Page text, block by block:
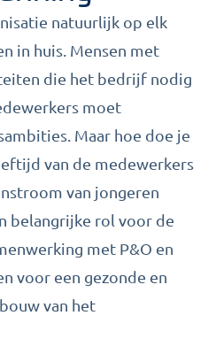
natuurlijk op elk
in huis. Mensen met
die het bedrijf nodig
moet
Maar hoe doe je
van de medewerkers
van jongeren
belangrijke rol voor de
met P&O en
voor een gezonde en
van het